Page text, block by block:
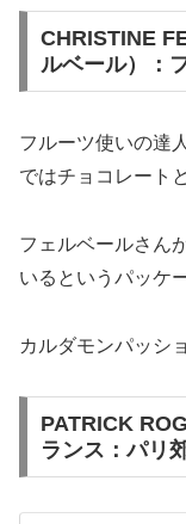
CHRISTINE
ルベール）：
フルーツ使いの達
ではチョコレート
フェルベールさん
いるというパッケ
カルダモンパッシ
PATRICK
ランス：パリ